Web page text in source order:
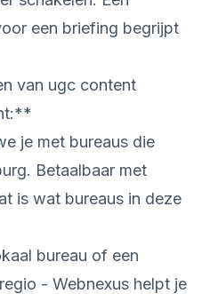
een briefing begrijpt
van ugc content
je met bureaus die
Betaalbaar met
is wat bureaus in deze
bureau of een
- Webnexus helpt je